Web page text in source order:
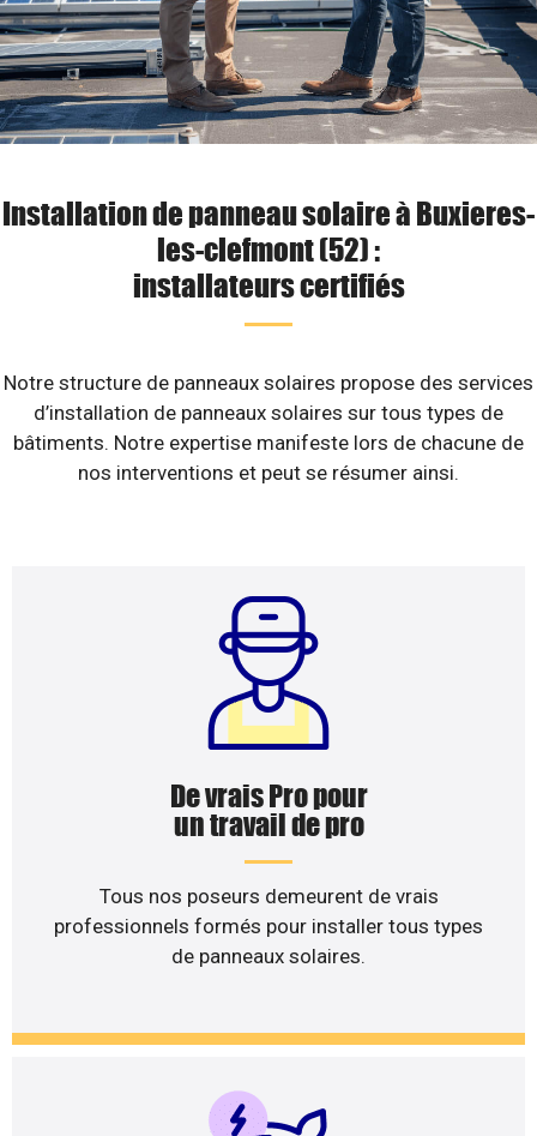
Installation de panneau solaire à Buxieres-
les-clefmont (52) :
installateurs certifiés
Notre structure de panneaux solaires propose des services
d’installation de panneaux solaires sur tous types de
bâtiments. Notre expertise manifeste lors de chacune de
nos interventions et peut se résumer ainsi.
De vrais Pro pour
un travail de pro
Tous nos poseurs demeurent de vrais
professionnels formés pour installer tous types
de panneaux solaires.